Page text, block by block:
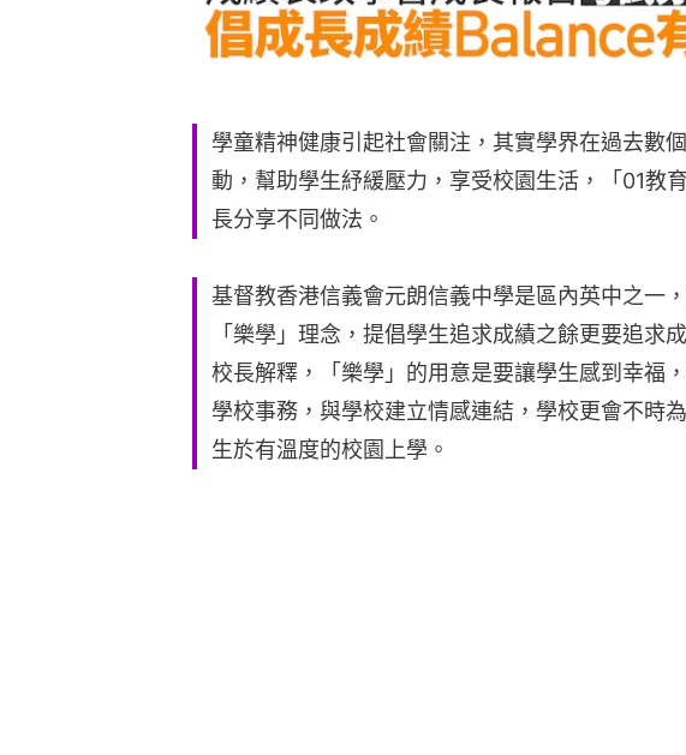
學童精神健康引起社會關注，其實學界在過去數
動，幫助學生紓緩壓力，享受校園生活，「01教
長分享不同做法。
基督教香港信義會元朗信義中學是區內英中之一
「樂學」理念，提倡學生追求成績之餘更要追求
校長解釋，「樂學」的用意是要讓學生感到幸福
學校事務，與學校建立情感連結，學校更會不時
生於有溫度的校園上學。